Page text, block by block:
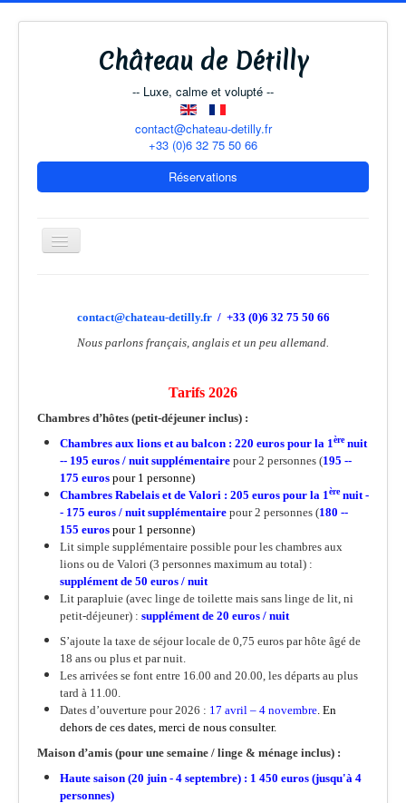
Château de Détilly
-- Luxe, calme et volupté --
contact@chateau-detilly.fr
+33 (0)6 32 75 50 66
Réservations
Basculer
la
Le Château
Chambres d'hôtes
Parc & jardins
Vins & restauration
Séminaires
La région
Infos pratiques
contact@chateau-detilly.fr/ +33 (0)6 32 75 50 66
Nous parlons français, anglais et un peu allemand.
Tarifs 2026
Chambres d’hôtes (petit-déjeuner inclus) :
Chambres aux lions et au balcon : 220 euros pour la 1èrenuit
-- 195 euros / nuit supplémentaire pour 2 personnes (195 --
175 euros pour 1 personne)
Chambres Rabelais et de Valori : 205 euros pour la 1èrenuit -
- 175 euros / nuit supplémentaire pour 2 personnes (180 --
155 euros pour 1 personne)
Lit simple supplémentaire possible pour les chambres aux
lions ou de Valori (3 personnes maximum au total) :
supplément de 50 euros / nuit
Lit parapluie (avec linge de toilette mais sans linge de lit, ni
petit-déjeuner) : supplément de 20 euros / nuit
S’ajoute la taxe de séjour locale de 0,75 euros par hôte âgé de
18 ans ou plus et par nuit.
Les arrivées se font entre 16.00 and 20.00, les départs au plus
tard à 11.00.
Dates d’ouverture pour 2026 : 17 avril – 4 novembre. En
dehors de ces dates, merci de nous consulter.
Maison d’amis (pour une semaine / linge & ménage inclus) :
Haute saison (20 juin - 4 septembre) : 1 450 euros (jusqu'à 4
personnes)